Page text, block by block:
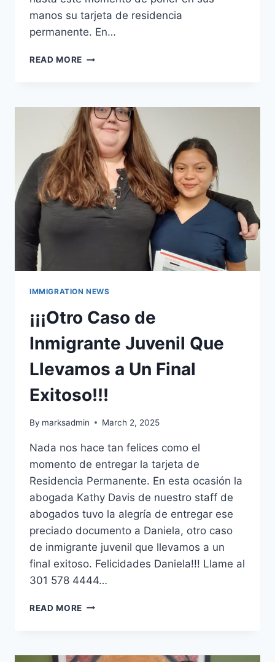
manos su tarjeta de residencia
permanente. En…
READ MORE
IMMIGRATION NEWS
¡¡¡Otro Caso de
Inmigrante Juvenil Que
Llevamos a Un Final
Exitoso!!!
By marksadmin March 2, 2025
Nada nos hace tan felices como el
momento de entregar la tarjeta de
Residencia Permanente. En esta ocasión la
abogada Kathy Davis de nuestro staff de
abogados tuvo la alegría de entregar ese
preciado documento a Daniela, otro caso
de inmigrante juvenil que llevamos a un
final exitoso. Felicidades Daniela!!! Llame al
301 578 4444…
READ MORE